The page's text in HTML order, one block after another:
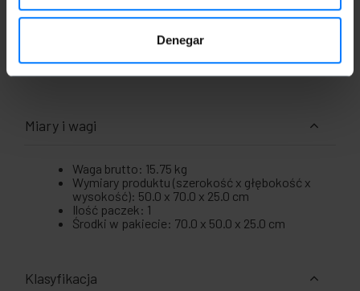
Denegar
Dostarczona pokrywa z gumową uszczelką.
Gumowa uszczelka na całym profilu drzwi
gwarantująca szczelność.
Ochrona środowiska IP54, przed wilgocią i
wodą.
Miary i wagi
Waga brutto: 15.75 kg
Wymiary produktu (szerokość x głębokość x
wysokość): 50.0 x 70.0 x 25.0 cm
Ilość paczek: 1
Środki w pakiecie: 70.0 x 50.0 x 25.0 cm
Klasyfikacja